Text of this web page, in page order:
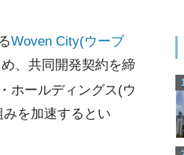
Woven City(ウーブ
、共同開発契約を締
ホールディングス(ウ
を加速するとい